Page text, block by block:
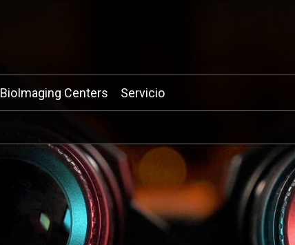
BioImaging Centers Servicio